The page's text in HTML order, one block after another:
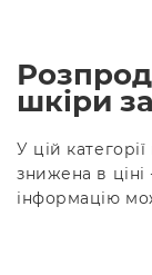
шкіри
У цій
знижена в
інформацію